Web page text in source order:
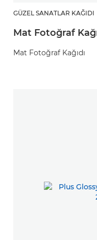
GÜZEL SANATLAR KAĞIDI
Mat Fotoğraf
Mat Fotoğraf Kağıdı